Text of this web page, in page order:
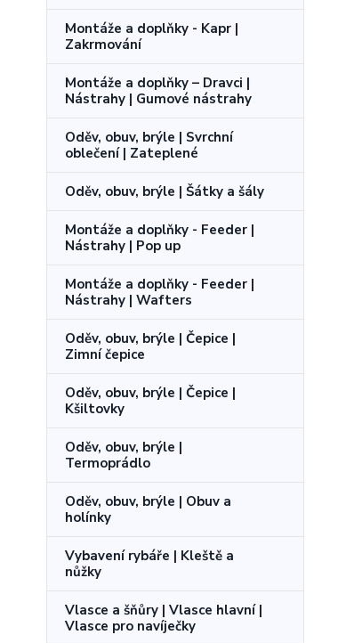
Montáže a doplňky - Kapr |
Zakrmování
Montáže a doplňky – Dravci |
Nástrahy | Gumové nástrahy
Oděv, obuv, brýle | Svrchní
oblečení | Zateplené
Oděv, obuv, brýle | Šátky a šály
Montáže a doplňky - Feeder |
Nástrahy | Pop up
Montáže a doplňky - Feeder |
Nástrahy | Wafters
Oděv, obuv, brýle | Čepice |
Zimní čepice
Oděv, obuv, brýle | Čepice |
Kšiltovky
Oděv, obuv, brýle |
Termoprádlo
Oděv, obuv, brýle | Obuv a
holínky
Vybavení rybáře | Kleště a
nůžky
Vlasce a šňůry | Vlasce hlavní |
Vlasce pro navíječky